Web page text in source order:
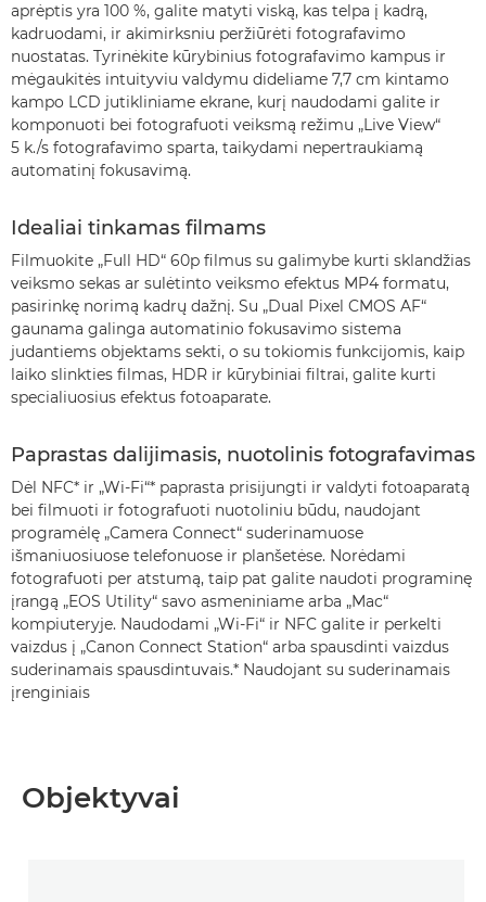
aprėptis yra 100 %, galite matyti viską, kas telpa į kadrą,
kadruodami, ir akimirksniu peržiūrėti fotografavimo
nuostatas. Tyrinėkite kūrybinius fotografavimo kampus ir
mėgaukitės intuityviu valdymu dideliame 7,7 cm kintamo
kampo LCD jutikliniame ekrane, kurį naudodami galite ir
komponuoti bei fotografuoti veiksmą režimu „Live View“
5 k./s fotografavimo sparta, taikydami nepertraukiamą
automatinį fokusavimą.
Idealiai tinkamas filmams
Filmuokite „Full HD“ 60p filmus su galimybe kurti sklandžias
veiksmo sekas ar sulėtinto veiksmo efektus MP4 formatu,
pasirinkę norimą kadrų dažnį. Su „Dual Pixel CMOS AF“
gaunama galinga automatinio fokusavimo sistema
judantiems objektams sekti, o su tokiomis funkcijomis, kaip
laiko slinkties filmas, HDR ir kūrybiniai filtrai, galite kurti
specialiuosius efektus fotoaparate.
Paprastas dalijimasis, nuotolinis fotografavimas
Dėl NFC* ir „Wi-Fi“* paprasta prisijungti ir valdyti fotoaparatą
bei filmuoti ir fotografuoti nuotoliniu būdu, naudojant
programėlę „Camera Connect“ suderinamuose
išmaniuosiuose telefonuose ir planšetėse. Norėdami
fotografuoti per atstumą, taip pat galite naudoti programinę
įrangą „EOS Utility“ savo asmeniniame arba „Mac“
kompiuteryje. Naudodami „Wi-Fi“ ir NFC galite ir perkelti
vaizdus į „Canon Connect Station“ arba spausdinti vaizdus
suderinamais spausdintuvais.* Naudojant su suderinamais
įrenginiais
Objektyvai